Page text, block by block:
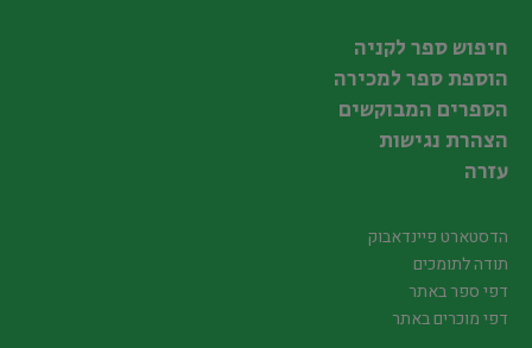
חיפוש ספר לקניה
הוספת ספר למכירה
הספרים המבוקשים
הצהרת נגישות
עזרה
הדסטארט פיינדאבוק
תודה לתומכים
דפי ספר באתר
דפי מוכרים באתר